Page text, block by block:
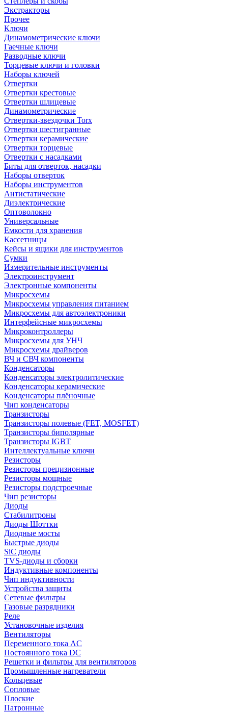
Экстракторы
Прочее
Ключи
Динамометрические ключи
Гаечные ключи
Разводные ключи
Торцевые ключи и головки
Наборы ключей
Отвертки
Отвертки крестовые
Отвертки шлицевые
Динамометрические
Отвертки-звездочки Torx
Отвертки шестигранные
Отвертки керамические
Отвертки торцевые
Отвертки с насадками
Биты для отверток, насадки
Наборы отверток
Наборы инструментов
Антистатические
Диэлектрические
Оптоволокно
Универсальные
Емкости для хранения
Кассетницы
Кейсы и ящики для инструментов
Сумки
Измерительные инструменты
Электроинструмент
Электронные компоненты
Микросхемы
Микросхемы управления питанием
Микросхемы для автоэлектроники
Интерфейсные микросхемы
Микроконтроллеры
Микросхемы для УНЧ
Микросхемы драйверов
ВЧ и СВЧ компоненты
Конденсаторы
Конденсаторы электролитические
Конденсаторы керамические
Конденсаторы плёночные
Чип конденсаторы
Транзисторы
Транзисторы полевые (FET, MOSFET)
Транзисторы биполярные
Транзисторы IGBT
Интеллектуальные ключи
Резисторы
Резисторы прецизионные
Резисторы мощные
Резисторы подстроечные
Чип резисторы
Диоды
Стабилитроны
Диоды Шоттки
Диодные мосты
Быстрые диоды
SiC диоды
TVS-диоды и сборки
Индуктивные компоненты
Чип индуктивности
Устройства защиты
Сетевые фильтры
Газовые разрядники
Реле
Установочные изделия
Вентиляторы
Переменного тока AC
Постоянного тока DC
Решетки и фильтры для вентиляторов
Промышленные нагреватели
Кольцевые
Сопловые
Плоские
Патронные